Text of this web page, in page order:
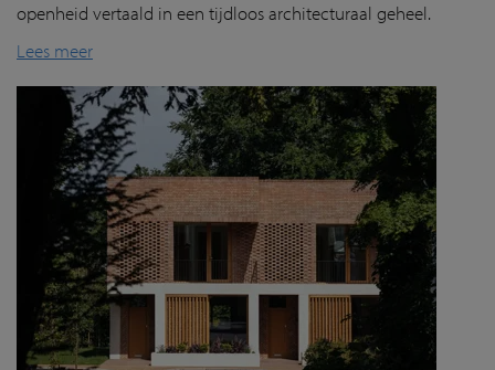
openheid vertaald in een tijdloos architecturaal geheel.
Lees meer